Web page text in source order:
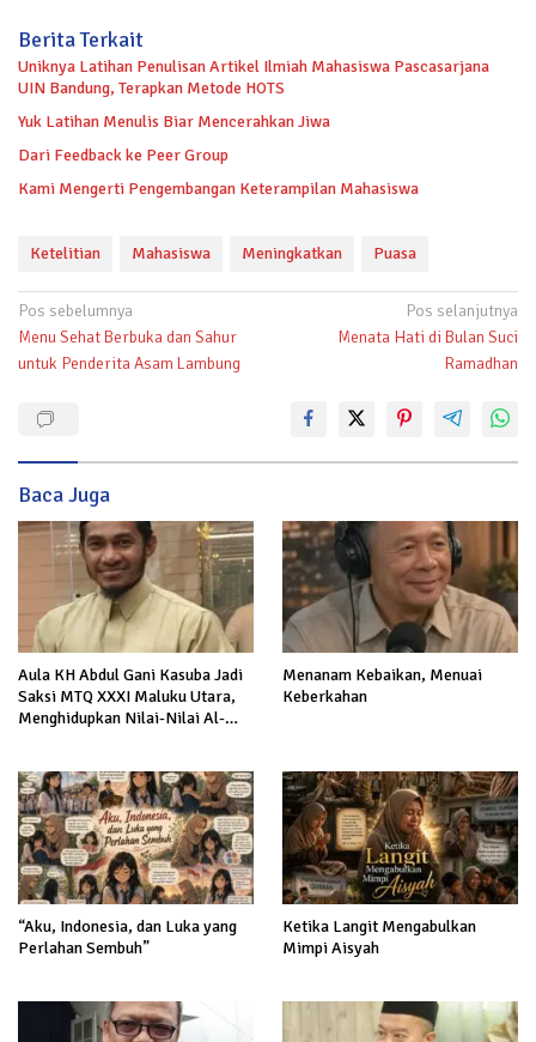
Berita Terkait
Uniknya Latihan Penulisan Artikel Ilmiah Mahasiswa Pascasarjana
UIN Bandung, Terapkan Metode HOTS
Yuk Latihan Menulis Biar Mencerahkan Jiwa
Dari Feedback ke Peer Group
Kami Mengerti Pengembangan Keterampilan Mahasiswa
Ketelitian Mahasiswa Meningkatkan Puasa
Navigasi
pos
Pos sebelumnya
Menu Sehat Berbuka dan Sahur
untuk Penderita Asam Lambung
Pos selanjutnya
Menata Hati di Bulan Suci
Ramadhan
Baca Juga
Aula KH Abdul Gani Kasuba Jadi
Saksi MTQ XXXI Maluku Utara,
Menghidupkan Nilai-Nilai Al-
Menanam Kebaikan, Menuai
Keberkahan
“Aku, Indonesia, dan Luka yang
Perlahan Sembuh”
Ketika Langit Mengabulkan
Mimpi Aisyah